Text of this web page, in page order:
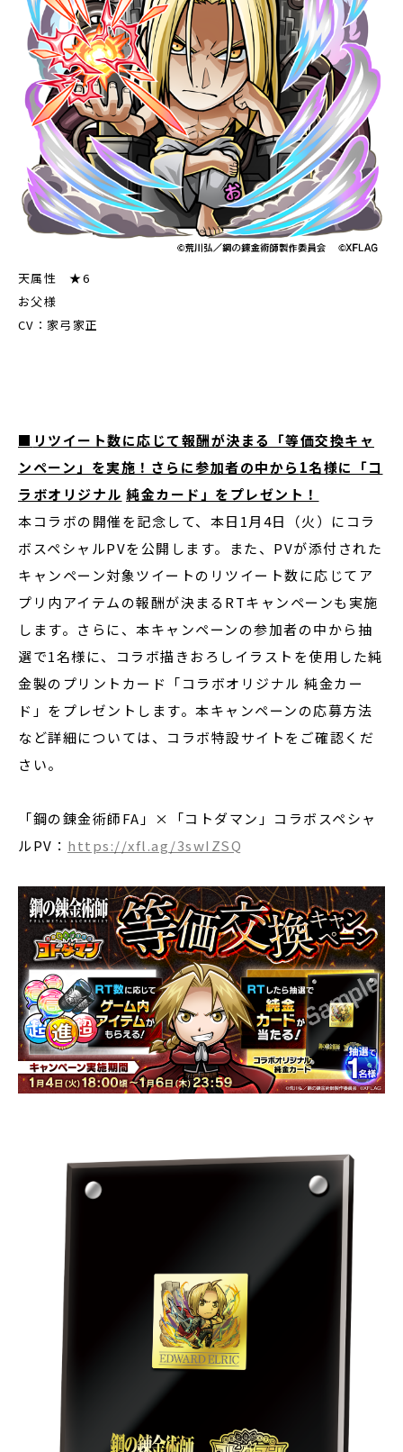
天属性 ★6
お父様
CV：家弓家正
■ リツイート数に応じて報酬が決まる「等価交換キャ
ンペーン」を実施！さらに参加者の中から 1名様に「コ
ラボオリジナル 純金カード」をプレゼント！
本コラボの開催を記念して、本日1月4日（火）にコラ
ボスペシャルPVを公開します。また、PVが添付された
キャンペーン対象ツイートのリツイート数に応じてア
プリ内アイテムの報酬が決まるRTキャンペーンも実施
します。さらに、本キャンペーンの参加者の中から抽
選で1名様に、コラボ描きおろしイラストを使用した純
金製のプリントカード「コラボオリジナル 純金カー
ド」をプレゼントします。本キャンペーンの応募方法
など詳細については、コラボ特設サイトをご確認くだ
さい。
「鋼の錬金術師FA」×「コトダマン」コラボスペシャ
ルPV： https://xfl.ag/3swIZSQ